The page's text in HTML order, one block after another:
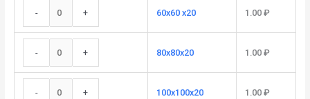
- + 60х60 х20 1.00₽
- + 80х80х20 1.00₽
- + 100x100х20 1.00₽